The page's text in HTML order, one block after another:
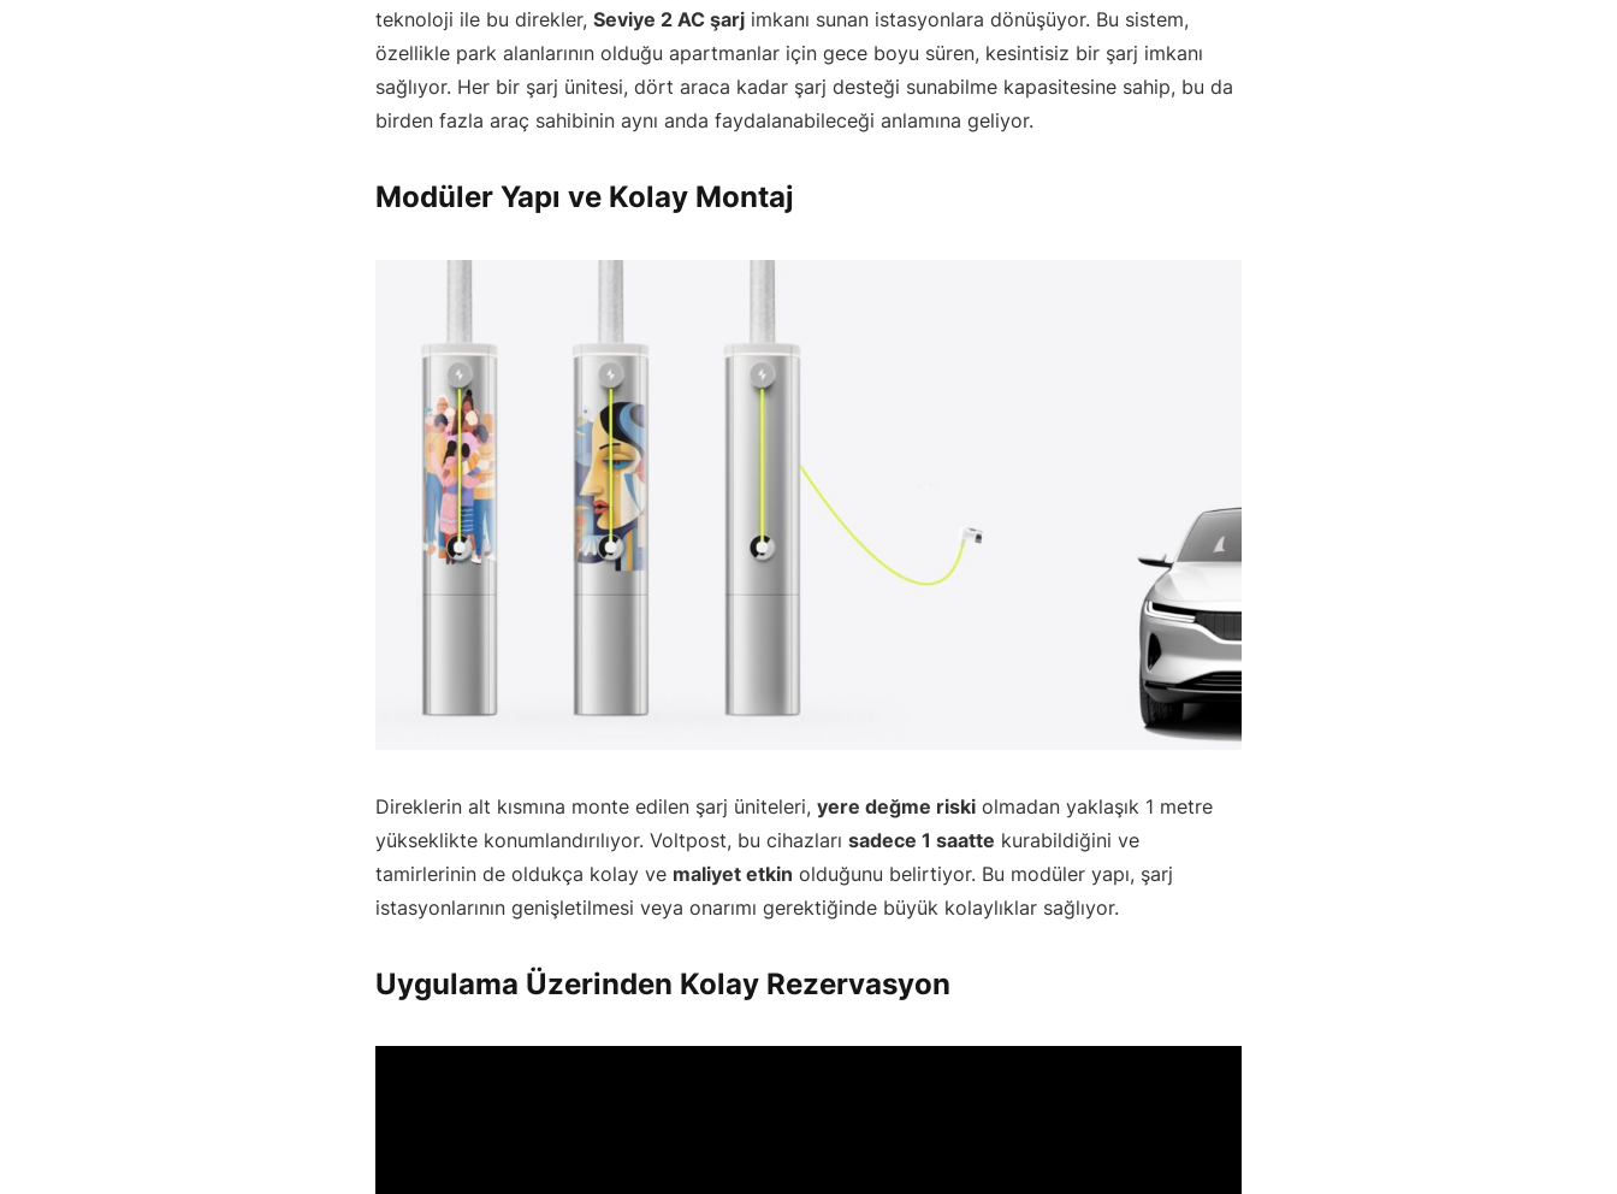
teknoloji ile bu direkler, Seviye 2 AC şarj imkanı sunan istasyonlara dönüşüyor. Bu sistem,
özellikle park alanlarının olduğu apartmanlar için gece boyu süren, kesintisiz bir şarj imkanı
sağlıyor. Her bir şarj ünitesi, dört araca kadar şarj desteği sunabilme kapasitesine sahip, bu da
birden fazla araç sahibinin aynı anda faydalanabileceği anlamına geliyor.
Modüler Yapı ve Kolay Montaj
Direklerin alt kısmına monte edilen şarj üniteleri, yere değme riski olmadan yaklaşık 1 metre
yükseklikte konumlandırılıyor. Voltpost, bu cihazları sadece 1 saatte kurabildiğini ve
tamirlerinin de oldukça kolay ve maliyet etkin olduğunu belirtiyor. Bu modüler yapı, şarj
istasyonlarının genişletilmesi veya onarımı gerektiğinde büyük kolaylıklar sağlıyor.
Uygulama Üzerinden Kolay Rezervasyon